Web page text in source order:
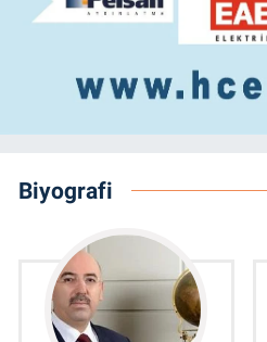
Biyografi